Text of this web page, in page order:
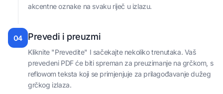
akcentne oznake na svaku riječ u izlazu.
04 Prevedi i preuzmi
Kliknite "Prevedite" I sačekajte nekoliko trenutaka. Vaš
prevedeni PDF će biti spreman za preuzimanje na grčkom, s
reflowom teksta koji se primjenjuje za prilagođavanje dužeg
grčkog izlaza.